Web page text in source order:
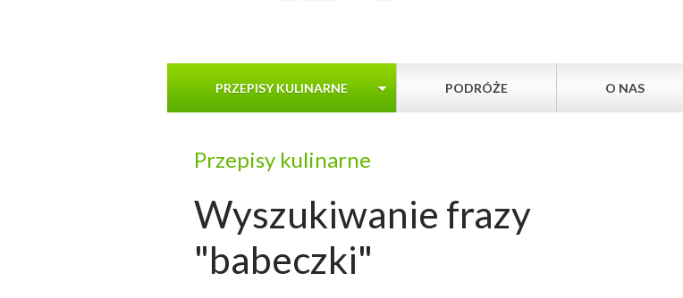
PRZEPISY KULINARNE PODRÓŻE O NAS
Przepisy kulinarne
Wyszukiwanie frazy
"babeczki"